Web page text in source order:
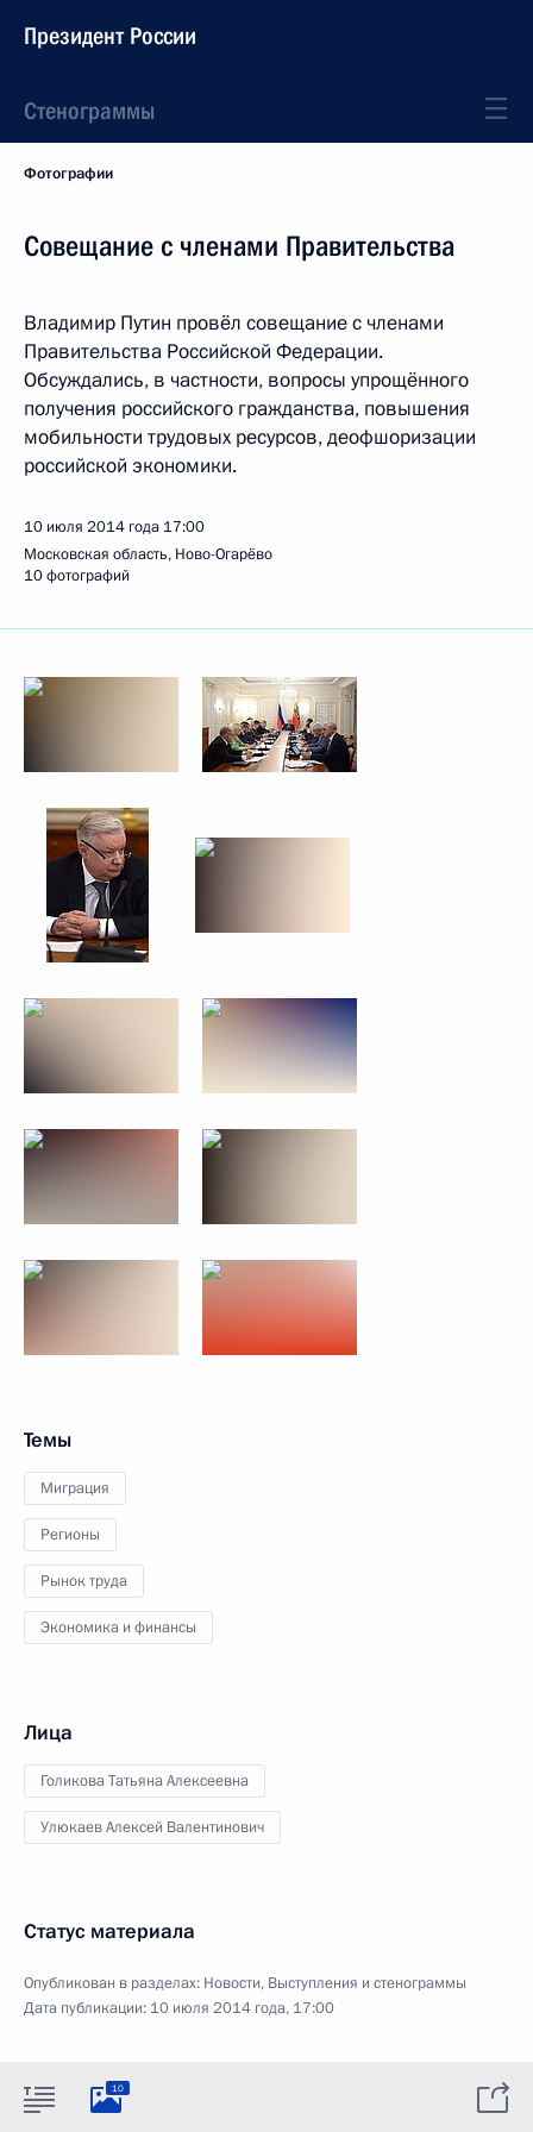
Президент России
Стенограммы
Фотографии
Совещание с членами Правительства
Владимир Путин провёл совещание с членами
Правительства Российской Федерации.
Обсуждались, в частности, вопросы упрощённого
получения российского гражданства, повышения
мобильности трудовых ресурсов, деофшоризации
российской экономики.
10 июля 2014 года 17:00
Московская область, Ново-Огарёво
10 фотографий
Темы
Миграция
Регионы
Рынок труда
Экономика и финансы
Лица
Голикова Татьяна Алексеевна
Улюкаев Алексей Валентинович
Статус материала
Опубликован в разделах: Новости, Выступления и стенограммы
Дата публикации: 10 июля 2014 года, 17:00
10